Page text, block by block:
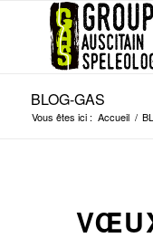
BLOG-GAS
Vous êtes ici : Accueil /